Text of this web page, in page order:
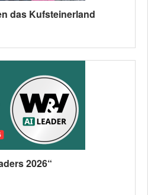
das Kufsteinerland
2026“